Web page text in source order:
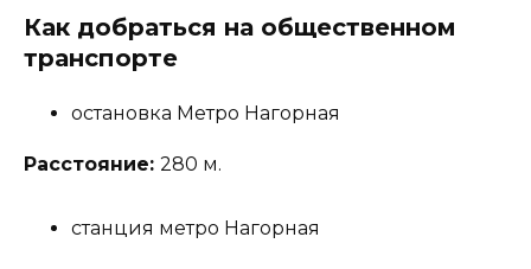
Как добраться на общественном
транспорте
остановка Метро Нагорная
Расстояние: 280 м.
станция метро Нагорная